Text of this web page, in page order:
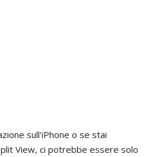
sull'iPhone o se stai
View, ci potrebbe essere solo